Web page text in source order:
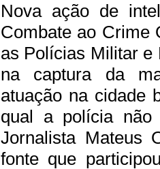
Nova ação de
Combate ao Crime
as Polícias Militar e
na captura da
atuação na cidade
qual a polícia não
Jornalista Mateus
fonte que